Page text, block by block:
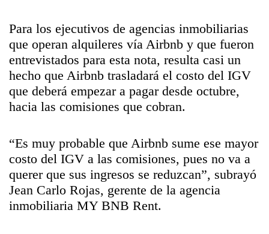
Para los ejecutivos de agencias inmobiliarias
que operan alquileres vía Airbnb y que fueron
entrevistados para esta nota, resulta casi un
hecho que Airbnb trasladará el costo del IGV
que deberá empezar a pagar desde octubre,
hacia las comisiones que cobran.
“Es muy probable que Airbnb sume ese mayor
costo del IGV a las comisiones, pues no va a
querer que sus ingresos se reduzcan”, subrayó
Jean Carlo Rojas, gerente de la agencia
inmobiliaria MY BNB Rent.